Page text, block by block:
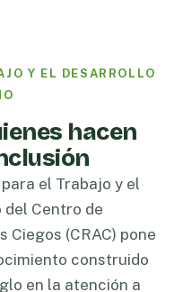
Y EL DESARROLLO
hacen
el Trabajo y el
del Centro de
Ciegos (CRAC) pone
construido
en la atención a